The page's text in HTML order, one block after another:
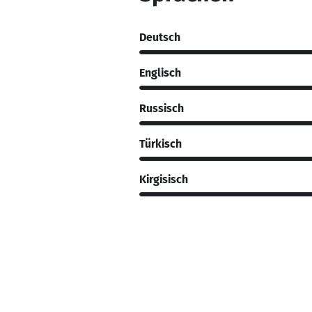
Deutsch
Englisch
Russisch
Türkisch
Kirgisisch